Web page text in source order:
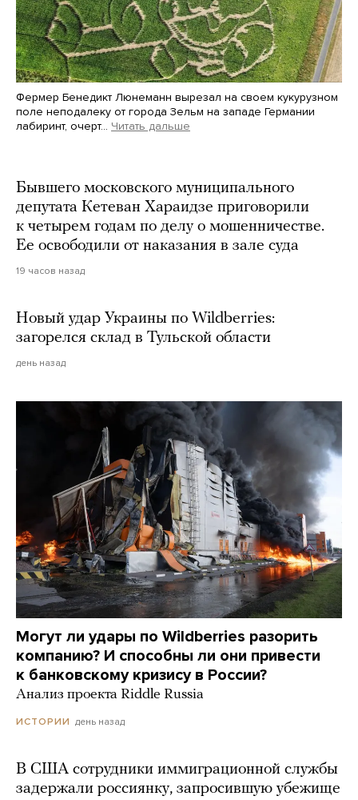
Фермер Бенедикт Люнеманн вырезал на своем кукурузном
поле неподалеку от города Зельм на западе Германии
лабиринт, очерт… Читать дальше
Бывшего московского муниципального
депутата Кетеван Хараидзе приговорили
к четырем годам по делу о мошенничестве.
Ее освободили от наказания в зале суда
19 часов назад
Новый удар Украины по Wildberries:
загорелся склад в Тульской области
день назад
Могут ли удары по Wildberries разорить
компанию? И способны ли они привести
к банковскому кризису в России?
Анализ проекта Riddle Russia
ИСТОРИИ день назад
В США сотрудники иммиграционной службы
задержали россиянку, запросившую убежище